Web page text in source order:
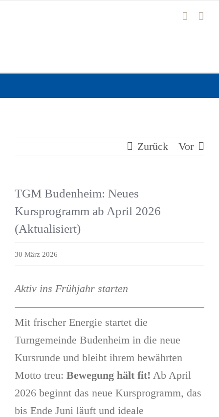
Zurück Vor
TGM Budenheim: Neues
Kursprogramm ab April 2026
(Aktualisiert)
30 März 2026
Aktiv ins Frühjahr starten
Mit frischer Energie startet die
Turngemeinde Budenheim in die neue
Kursrunde und bleibt ihrem bewährten
Motto treu: Bewegung hält fit! Ab April
2026 beginnt das neue Kursprogramm, das
bis Ende Juni läuft und ideale